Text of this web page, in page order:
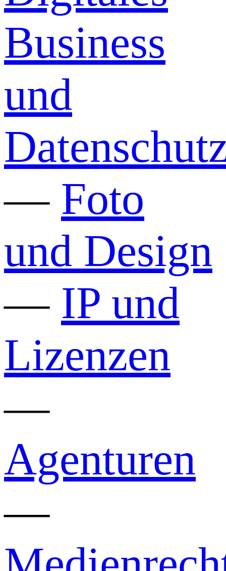
Business
und
— Foto
und Design
— IP und
Lizenzen
—
Agenturen
—